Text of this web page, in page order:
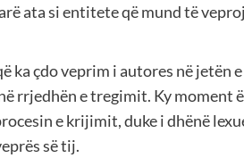
ata si entitete që mund të
ka çdo veprim i autores në jetën e
rrjedhën e tregimit. Ky moment
e krijimit, duke i dhënë
së tij.